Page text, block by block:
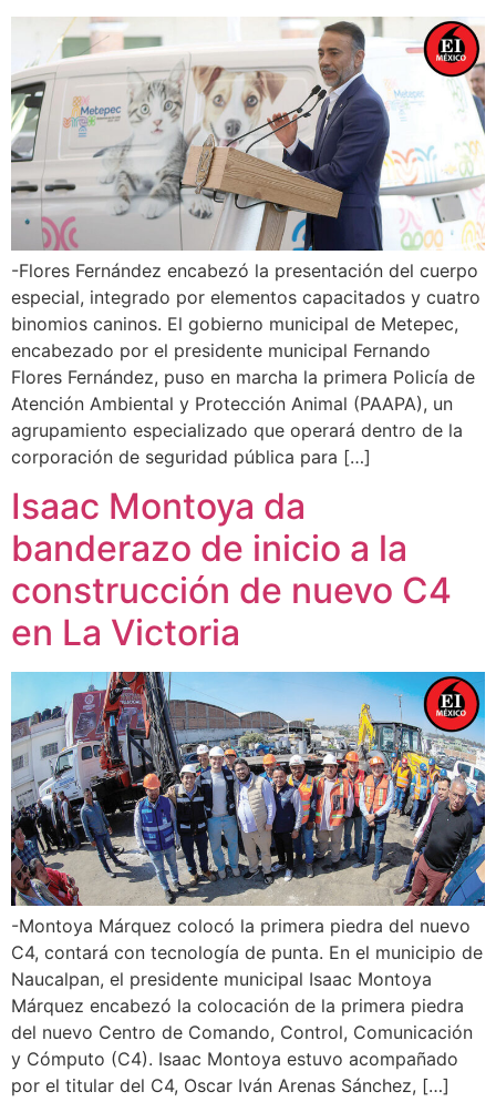
-Flores Fernández encabezó la presentación del cuerpo
especial, integrado por elementos capacitados y cuatro
binomios caninos. El gobierno municipal de Metepec,
encabezado por el presidente municipal Fernando
Flores Fernández, puso en marcha la primera Policía de
Atención Ambiental y Protección Animal (PAAPA), un
agrupamiento especializado que operará dentro de la
corporación de seguridad pública para […]
Isaac Montoya da
banderazo de inicio a la
construcción de nuevo C4
en La Victoria
-Montoya Márquez colocó la primera piedra del nuevo
C4, contará con tecnología de punta. En el municipio de
Naucalpan, el presidente municipal Isaac Montoya
Márquez encabezó la colocación de la primera piedra
del nuevo Centro de Comando, Control, Comunicación
y Cómputo (C4). Isaac Montoya estuvo acompañado
por el titular del C4, Oscar Iván Arenas Sánchez, […]